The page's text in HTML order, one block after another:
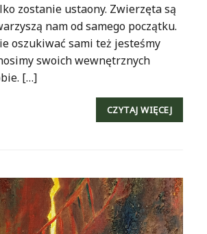
zostanie ustaony. Zwierzęta są
nam od samego początku.
oszukiwać sami też jesteśmy
swoich wewnętrznych
[…]
CZYTAJ WIĘCEJ